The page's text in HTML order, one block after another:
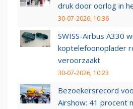
druk door oorlog in
30-07-2026, 10:36
SWISS-Airbus A330
koptelefoonoplader
veroorzaakt
30-07-2026, 10:23
Bezoekersrecord
Airshow: 41 procent